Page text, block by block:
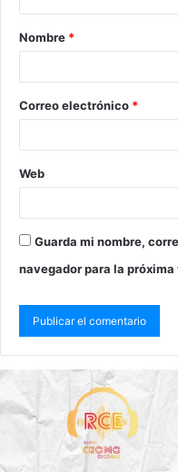
Nombre *
Correo electrónico *
Web
Guarda mi nombre,
navegador para la